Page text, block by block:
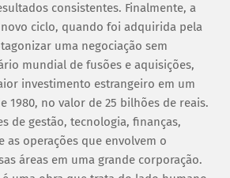
consistentes. Finalmente, a
novo ciclo, quando foi adquirida pela
uma negociação sem
mundial de fusões e aquisições,
investimento estrangeiro em um
1980, no valor de 25 bilhões de reais.
de gestão, tecnologia, finanças,
as operações que envolvem o
áreas em uma grande corporação.